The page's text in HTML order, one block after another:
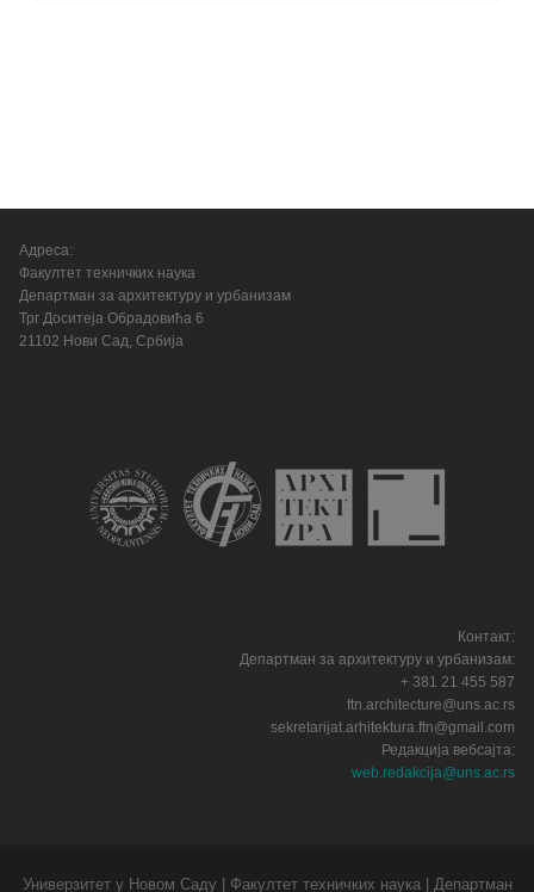
Адреса:
Факултет техничких наука
Департман за архитектуру и урбанизам
Трг Доситеја Обрадовића 6
21102 Нови Сад, Србија
Контакт:
Департман за архитектуру и урбанизам:
+ 381 21 455 587
ftn.architecture@uns.ac.rs
sekretarijat.arhitektura.ftn@gmail.com
Редакција вебсајта:
web.redakcija@uns.ac.rs
Универзитет у Новом Саду | Факултет техничких наука | Департман